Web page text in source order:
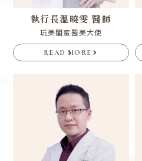
執行長溫曉雯 醫師
玩美閨蜜醫美大使
READ MORE